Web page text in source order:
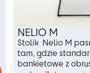
Ten
NELIO M
Stolik Nelio M
tam, gdzie
bankietowe z